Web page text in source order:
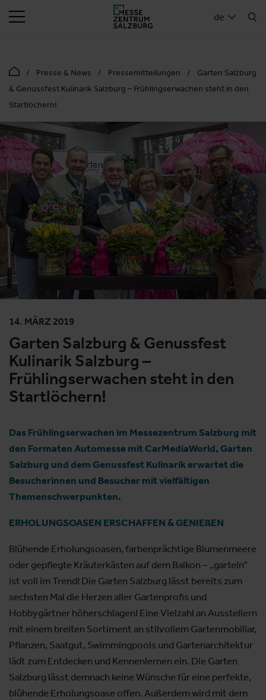
de
Presse & News Pressemitteilungen
Garten Salzburg
& Genussfest Kulinarik Salzburg – Frühlingserwachen steht in den
Startlöchern!
14. MÄRZ 2019
Garten Salzburg & Genussfest
Kulinarik Salzburg –
Frühlingserwachen steht in den
Startlöchern!
Das Frühlingserwachen im Messezentrum Salzburg mit
den Formaten Automesse mit CarMediaWorld, Garten
Salzburg und dem Genussfest Kulinarik erwartet die
Besucherinnen und Besucher mit vielfältigen
Themenschwerpunkten.
ERHOLUNGSOASEN ERSCHAFFEN & GENIEßEN
Blühende Erholungsoasen, farbenprächtige Blumenmeere
oder gepflegte Kräuterkästen auf dem Balkon – „garteln“
ist voll im Trend! Die Garten Salzburg lässt bereits zum
sechsten Mal die Herzen aller Gartenprofis und
Hobbygärtner höherschlagen! Eine Vielzahl an Ausstellern
mit einem breiten Sortiment an stilvollem Gartenmobiliar,
Pflanzen, Saatgut, Swimmingpools und Gartenarchitektur
lädt zum Entdecken und Kennenlernen ein. Die Garten
Salzburg lässt demnach keine Wünsche für eine perfekte,
blühende Erholungsoase offen. Außerdem wird mit dem